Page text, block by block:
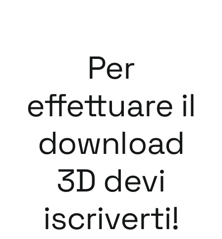
Per
effettuare il
download
3D devi
iscriverti!